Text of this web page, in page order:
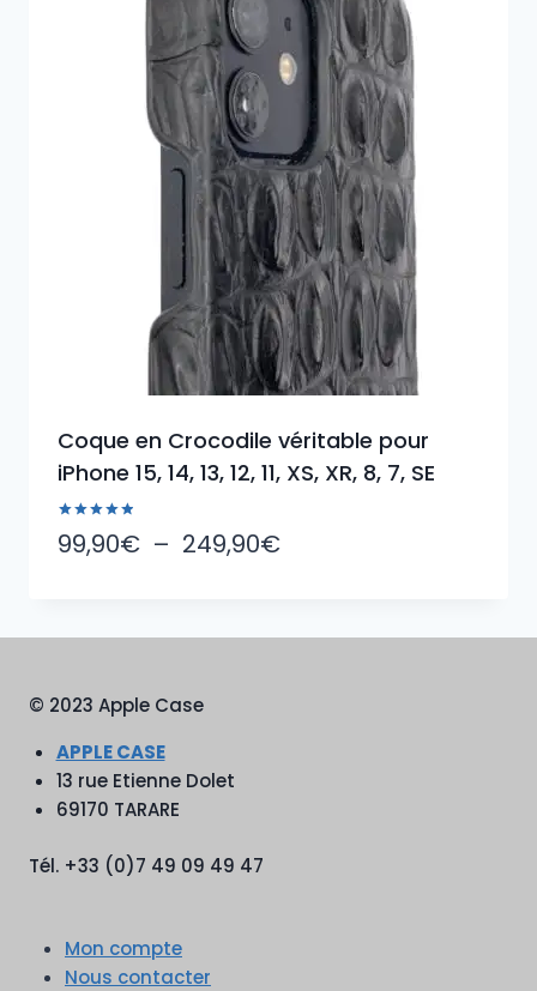
Coque en Crocodile véritable pour
iPhone 15, 14, 13, 12, 11, XS, XR, 8, 7, SE
Note
5.00
sur 5
99,90€ – 249,90€Plage
© 2023 Apple Case
APPLE CASE
13 rue Etienne Dolet
69170 TARARE
Tél. +33 (0)7 49 09 49 47
Mon compte
Nous contacter